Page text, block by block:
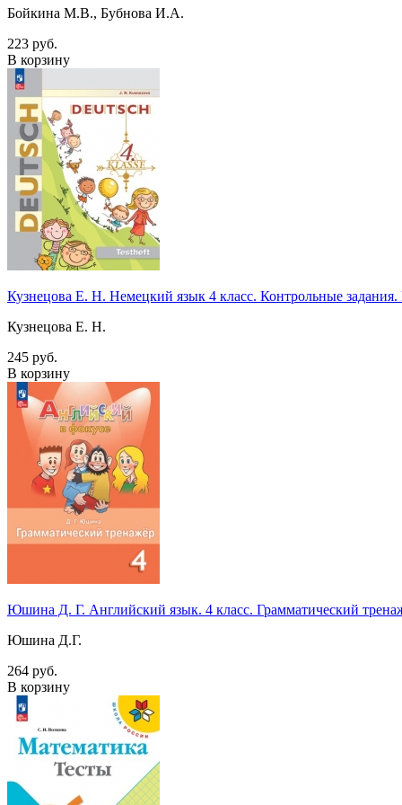
Бойкина М.В., Бубнова И.А.
223 руб.
В корзину
Кузнецова Е. Н. Немецкий язык 4 класс. Контрольные
Кузнецова Е. Н.
245 руб.
В корзину
Юшина Д. Г. Английский язык. 4 класс. Грамматический
Юшина Д.Г.
264 руб.
В корзину